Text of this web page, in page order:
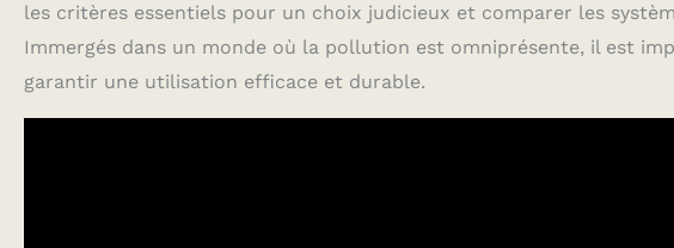
les critères essentiels pour un choix judicieux et comparer les
Immergés dans un monde où la pollution est omniprésente, il est
garantir une utilisation efficace et durable.